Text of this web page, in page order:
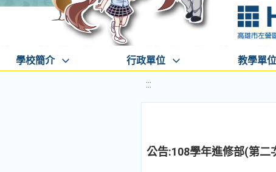
學校簡介 行政單位 教學單位
:::
公告:108學年進修部(第二